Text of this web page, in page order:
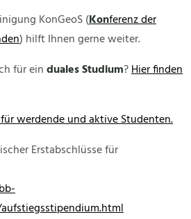
KonGeoS (Konferenz der
) hilft Ihnen gerne weiter.
für einduales Studium?Hier finden
werdende und aktive Studenten.
Erstabschlüsse für